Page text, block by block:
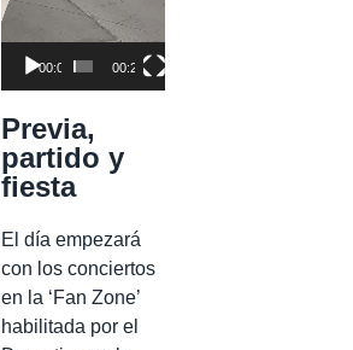
00:00 00:28
Previa,
partido y
fiesta
El día empezará
con los conciertos
en la ‘Fan Zone’
habilitada por el